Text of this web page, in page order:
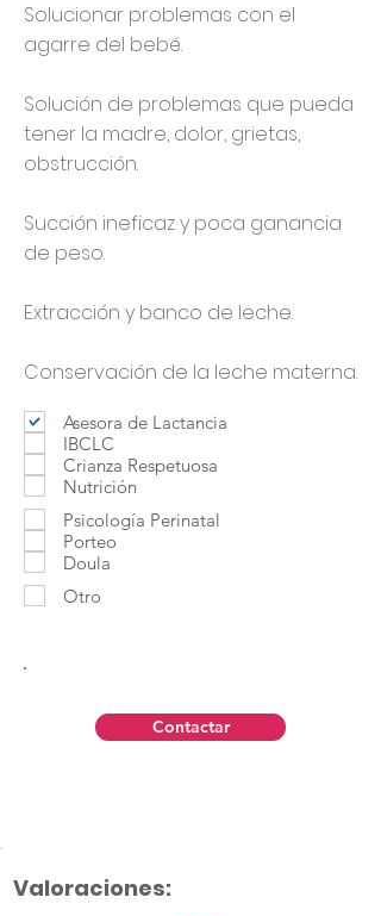
Valoraciones:
Solucionar problemas con el
agarre del bebé.
Solución de problemas que pueda
tener la madre, dolor, grietas,
obstrucción.
Succión ineficaz y poca ganancia
de peso.
Extracción y banco de leche.
Conservación de la leche materna.
Asesora de Lactancia
IBCLC
Crianza Respetuosa
Nutrición
Psicología Perinatal
Porteo
Doula
Otro
Contactar